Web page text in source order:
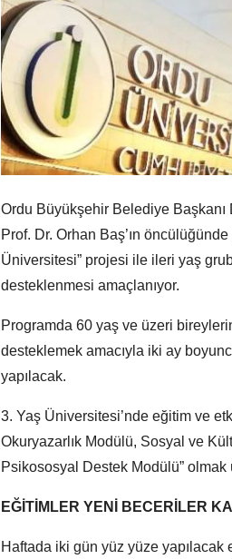
Ordu Büyükşehir Belediye
Prof. Dr. Orhan Baş’ın
Üniversitesi” projesi ile ileri yaş
desteklenmesi amaçlanıyor.
Programda 60 yaş ve üzeri
desteklemek amacıyla iki ay
yapılacak.
3. Yaş Üniversitesi’nde eğitim ve
Okuryazarlık Modülü, Sosyal ve
Psikososyal Destek Modülü” olmak
EĞİTİMLER YENİ BECERİLER
Haftada iki gün yüz yüze yapılacak